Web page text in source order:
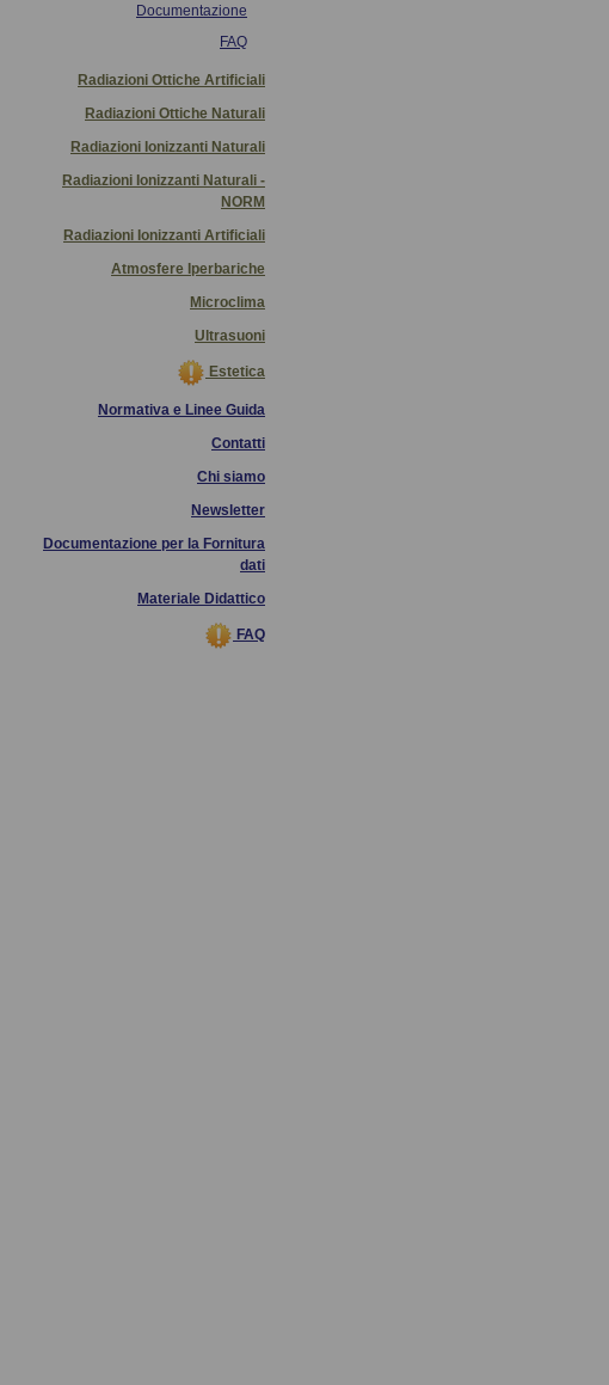
Documentazione
FAQ
Radiazioni Ottiche Artificiali
Radiazioni Ottiche Naturali
Radiazioni Ionizzanti Naturali
Radiazioni Ionizzanti Naturali -
NORM
Radiazioni Ionizzanti Artificiali
Atmosfere Iperbariche
Microclima
Ultrasuoni
Estetica
Normativa e Linee Guida
Contatti
Chi siamo
Newsletter
Documentazione per la Fornitura
dati
Materiale Didattico
FAQ